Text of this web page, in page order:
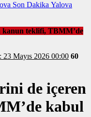
Son Dakika Yalova
kanun teklifi, TBMM’de
Tarihi: 23 Mayıs 2026 00:00 60
de içeren
kabul